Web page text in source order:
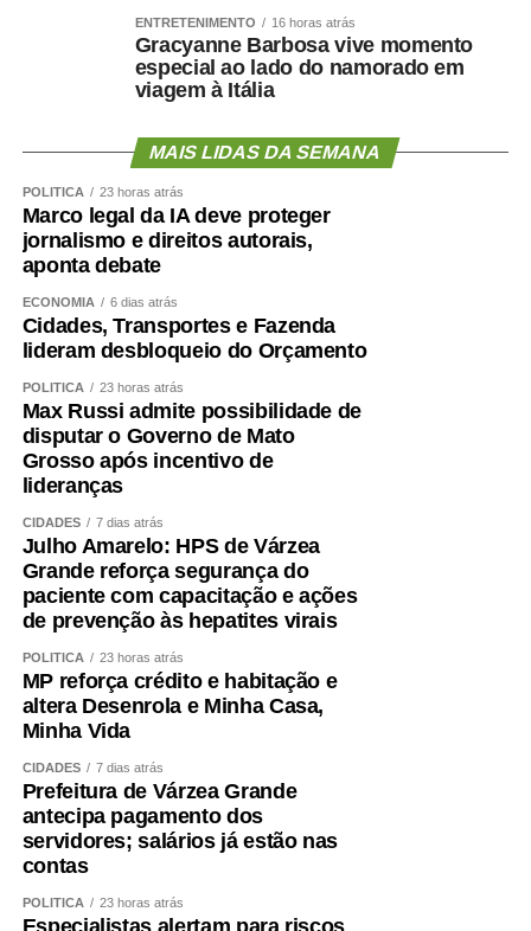
Autor: Bruno Vicente
Departamento: Coordenadoria de Comunicação do TJMT
Email:[email protected]
Fonte:Tribunal de Justiça de MT – MT
COMENTE ABAIXO:
WhatsApp
Facebook
ENTRETENIMENTO 16 horas atrás
Gracyanne Barbosa vive momento
especial ao lado do namorado em
viagem à Itália
MAIS LIDAS DA SEMANA
POLÍTICA 23 horas atrás
Marco legal da IA deve proteger
jornalismo e direitos autorais,
aponta debate
ECONOMIA 6 dias atrás
Cidades, Transportes e Fazenda
lideram desbloqueio do Orçamento
POLÍTICA 23 horas atrás
Max Russi admite possibilidade de
disputar o Governo de Mato
Grosso após incentivo de
lideranças
CIDADES 7 dias atrás
Julho Amarelo: HPS de Várzea
Grande reforça segurança do
paciente com capacitação e ações
de prevenção às hepatites virais
POLÍTICA 23 horas atrás
MP reforça crédito e habitação e
altera Desenrola e Minha Casa,
Minha Vida
CIDADES 7 dias atrás
Prefeitura de Várzea Grande
antecipa pagamento dos
servidores; salários já estão nas
contas
POLÍTICA 23 horas atrás
Especialistas alertam para riscos